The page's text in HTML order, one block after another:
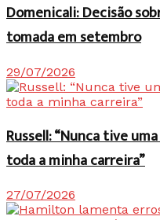
Domenicali: Decisão
tomada em setembro
29/07/2026
Russell: “Nunca tive
toda a minha carreira”
27/07/2026